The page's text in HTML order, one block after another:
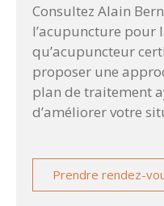
Consultez Alain
l’acupuncture pour
qu’acupuncteur
proposer une
plan de traitement
d’améliorer votre
Prendre rendez-